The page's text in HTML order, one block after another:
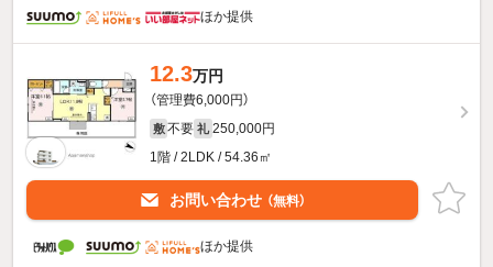
ほか提供
12.3万円
（管理費6,000円）
敷 不要 礼 250,000円
1階 / 2LDK / 54.36㎡
お問い合わせ （無料）
ほか提供